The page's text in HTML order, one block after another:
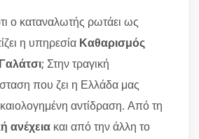
ο καταναλωτής ρωτάει ως
η υπηρεσία Καθαρισμός
; Στην τραγική
που ζει η Ελλάδα μας
αντίδραση. Από τη
ανέχεια και από την άλλη το